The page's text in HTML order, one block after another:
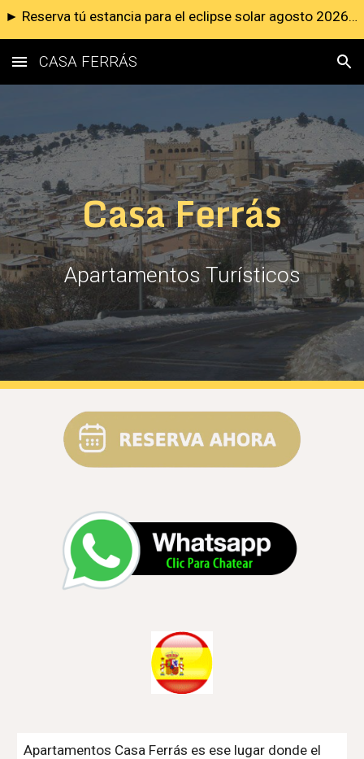
► Reserva tú estancia para el eclipse solar agosto 2026 ◄
CASA FERRÁS
Casa Ferrás
Apartamentos Turísticos
Apartamentos Casa Ferrás es ese lugar donde el